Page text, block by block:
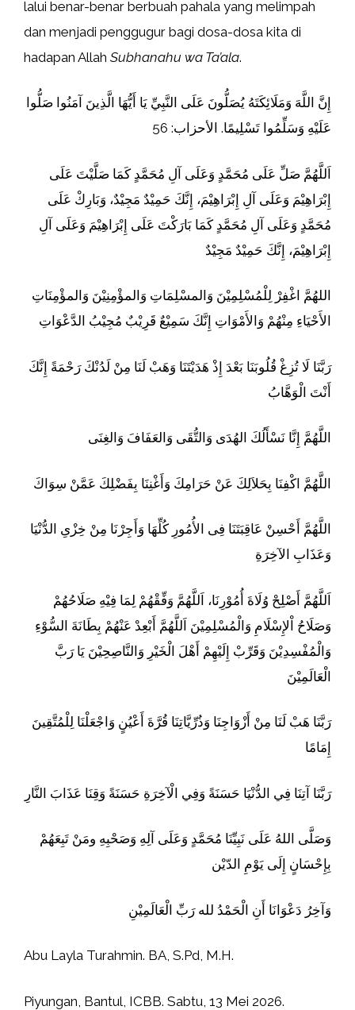
lalui benar-benar berbuah pahala yang melimpah
dan menjadi penggugur bagi dosa-dosa kita di
hadapan Allah Subhanahu wa Ta’ala.
إِنَّ اللَّهَ وَمَلَائِكَتَهُ يُصَلُّونَ عَلَى النَّبِيِّ يَا أَيُّهَا الَّذِينَ آمَنُوا صَلُّوا
عَلَيْهِ وَسَلِّمُوا تَسْلِيمًا. الأحزاب: 56
اَللَّهُمَّ صَلِّ عَلَى مُحَمَّدٍ وَعَلَى آلِ مُحَمَّدٍ كَمَا صَلَّيْتَ عَلَى
إِبْرَاهِيْمَ وَعَلَى آلِ إِبْرَاهِيْمَ، إِنَّكَ حَمِيْدٌ مَجِيْدٌ، وَبَارِكْ عَلَى
مُحَمَّدٍ وَعَلَى آلِ مُحَمَّدٍ كَمَا بَارَكْتَ عَلَى إِبْرَاهِيْمَ وَعَلَى آلِ
إِبْرَاهِيْمَ، إِنَّكَ حَمِيْدٌ مَجِيْدٌ
اللهُمَّ اغْفِرْ لِلْمُسْلِمِيْنَ وَالمسْلِمَاتِ وَالمؤْمِنِيْنَ وَالمؤْمِنَاتِ
الأَحْيَاءِ مِنْهُمْ وَالأَمْوَاتِ إِنَّكَ سَمِيْعٌ قَرِيْبٌ مُجِيْبُ الدَّعْوَاتِ
رَبَّنَا لَا تُزِغْ قُلُوبَنَا بَعْدَ إِذْ هَدَيْتَنَا وَهَبْ لَنَا مِنْ لَدُنْكَ رَحْمَةً إِنَّكَ
أَنْتَ الْوَهَّابُ
اللَّهُمَّ إِنَّا نَسْأَلُكَ الهُدَى وَالتُّقَى وَالعَفَافَ وَالغِنَى
اللَّهُمَّ اكْفِنَا بِحَلاَلِكَ عَنْ حَرَامِكَ وَأَغْنِنَا بِفَضْلِكَ عَمَّنْ سِوَاكَ
اللَّهُمَّ أَحْسِنْ عَاقِبَتَنَا فِى الأُمُورِ كُلِّهَا وَأَجِرْنَا مِنْ خِزْىِ الدُّنْيَا
وَعَذَابِ الآخِرَةِ
اَللَّهُمَّ أَصْلِحْ وُلَاةَ أُمُوْرِنَا، اَللَّهُمَّ وَفِّقْهُمْ لِمَا فِيْهِ صَلَاحُهُمْ
وَصَلَاحُ اْلإِسْلَامِ وَالْمُسْلِمِيْنَ اَللَّهُمَّ أَبْعِدْ عَنْهُمْ بِطَانَةَ السُّوْءِ
وَالْمُفْسِدِيْنَ وَقَرِّبْ إِلَيْهِمْ أَهْلَ الْخَيْرِ وَالنَّاصِحِيْنَ يَا رَبَّ
الْعَالَمِيْنَ
رَبَّنَا هَبْ لَنَا مِنْ أَزْوَاجِنَا وَذُرِّيَّاتِنَا قُرَّةَ أَعْيُنٍ وَاجْعَلْنَا لِلْمُتَّقِينَ
إِمَامًا
رَبَّنَا آتِنَا فِي الدُّنْيَا حَسَنَةً وَفِي الْآخِرَةِ حَسَنَةً وَقِنَا عَذَابَ النَّارِ
وَصَلَّى اللهُ عَلَى نَبِيِّنَا مُحَمَّدٍ وَعَلَى آلِهِ وَصَحْبِهِ ومَنْ تَبِعَهُمْ
بِإِحْسَانٍ إِلَى يَوْمِ الدّيْن
وَآخِرُ دَعْوَانَا أَنِ الْحَمْدُ لله رَبِّ الْعَالَمِيْنِ
Abu Layla Turahmin. BA, S.Pd, M.H.
Piyungan, Bantul, ICBB. Sabtu, 13 Mei 2026.